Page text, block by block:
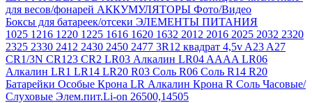
для весов/фонарей АККУМУЛЯТОРЫ Фото/Видео
Боксы для батареек/отсеки ЭЛЕМЕНТЫ ПИТАНИЯ
1025 1216 1220 1225 1616 1620 1632 2012 2016 2025 2032 2320
2325 2330 2412 2430 2450 2477 3R12 квадрат 4,5v A23 A27
CR1/3N CR123 CR2 LR03 Алкалин LR04 AAAA LR06
Алкалин LR1 LR14 LR20 R03 Соль R06 Соль R14 R20
Батарейки Особые Крона LR Алкалин Крона R Соль Часовые/
Слуховые Элем.пит.Li-on 26500,14505